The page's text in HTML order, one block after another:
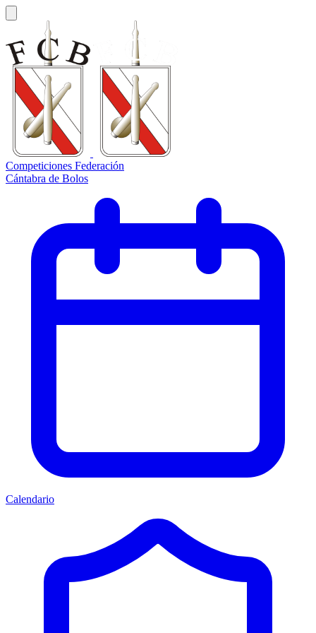
Competiciones Federación
Cántabra de Bolos
Calendario